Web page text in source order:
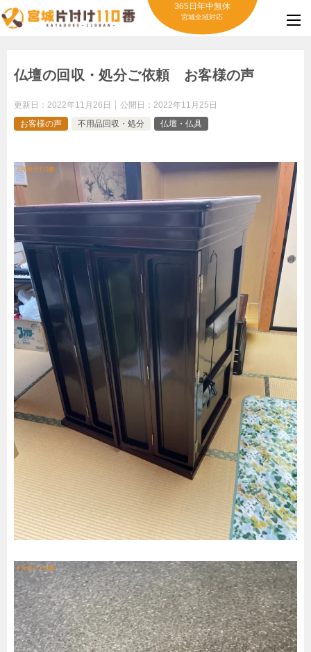
365日年中無休
宮城全域対応
仏壇の回収・処分ご依頼 お客様の声
更新日： 2022年11月26日 公開日： 2022年11月25日
お客様の声
不用品回収・処分 仏壇・仏具